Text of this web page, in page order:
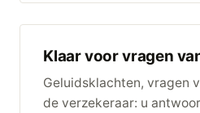
Klaar voor vragen
Geluidsklachten, vragen
de verzekeraar: u